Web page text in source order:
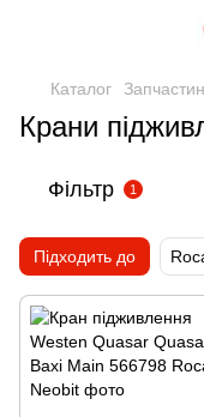
Каталог
Крани
Фільтр 1
Підходить до